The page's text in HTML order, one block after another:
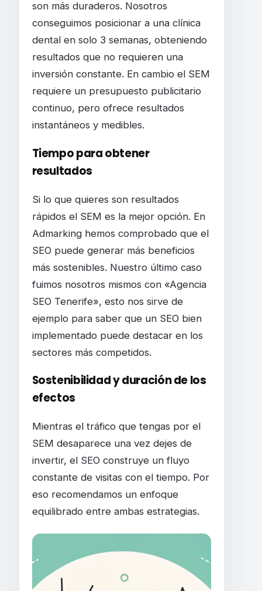
son más duraderos. Nosotros
conseguimos posicionar a una clínica
dental en solo 3 semanas, obteniendo
resultados que no requieren una
inversión constante. En cambio el SEM
requiere un presupuesto publicitario
continuo, pero ofrece resultados
instantáneos y medibles.
Tiempo para obtener
resultados
Si lo que quieres son resultados
rápidos el SEM es la mejor opción. En
Admarking hemos comprobado que el
SEO puede generar más beneficios
más sostenibles. Nuestro último caso
fuimos nosotros mismos con «Agencia
SEO Tenerife», esto nos sirve de
ejemplo para saber que un SEO bien
implementado puede destacar en los
sectores más competidos.
Sostenibilidad y duración de los
efectos
Mientras el tráfico que tengas por el
SEM desaparece una vez dejes de
invertir, el SEO construye un fluyo
constante de visitas con el tiempo. Por
eso recomendamos un enfoque
equilibrado entre ambas estrategias.